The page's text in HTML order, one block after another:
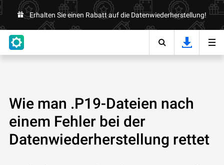
Erhalten Sie einen Rabatt auf die Datenwiederherstellung!
Wie man .P19-Dateien nach
einem Fehler bei der
Datenwiederherstellung rettet